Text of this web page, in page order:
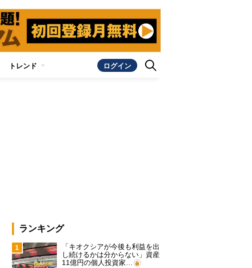
トレンド ログイン
ランキング
1
「キオクシアが今後も利益を出
し続けるかは分からない」資産
11億円の個人投資家…